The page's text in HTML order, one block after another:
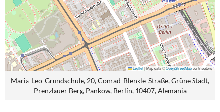
Leaflet|Map data ©OpenStreetMapcontributors
Maria-Leo-Grundschule, 20, Conrad-Blenkle-Straße, Grüne Stadt,
Prenzlauer Berg, Pankow, Berlín, 10407, Alemania